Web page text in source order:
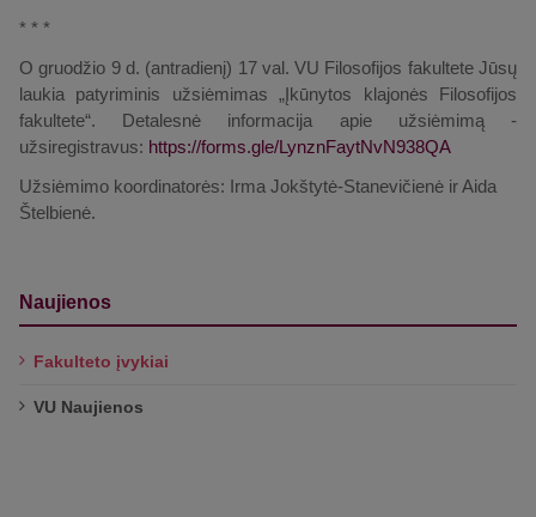
* * *
O gruodžio 9 d. (antradienį) 17 val. VU Filosofijos fakultete Jūsų
laukia patyriminis užsiėmimas „Įkūnytos klajonės Filosofijos
fakultete“. Detalesnė informacija apie užsiėmimą -
užsiregistravus: https://forms.gle/LynznFaytNvN938QA
Užsiėmimo koordinatorės: Irma Jokštytė-Stanevičienė ir Aida
Štelbienė.
Naujienos
Fakulteto įvykiai
VU Naujienos